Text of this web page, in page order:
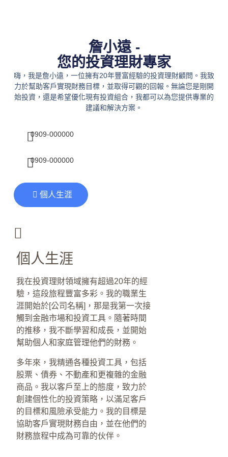
詹小遠 -
您的投資理財專家
嗨，我是詹小遠，一位擁有20年豐富經驗的投資理財顧問。我致
力於幫助客戶實現財務目標，並取得可觀的回報。無論您是剛開
始投資，還是希望優化現有投資組合，我都可以為您提供專業的
建議和解決方案。
0909-000000
0909-000000
個人生涯
個人生涯
我在投資理財領域擁有超過20年的經
驗，這段旅程豐富多彩。我的職業生
涯開始於[公司名稱]，那是我第一次接
觸到金融市場和投資工具。隨著時間
的推移，我不斷學習和成長，並開始
幫助個人和家庭管理他們的財務。
多年來，我精通各種投資工具，包括
股票、債券、不動產和更複雜的金融
商品。我以客戶至上的態度，致力於
創建個性化的投資策略，以滿足客戶
的目標和風險承受能力。我的目標是
協助客戶實現財務自由，並在他們的
財務旅程中成為可靠的伙伴。